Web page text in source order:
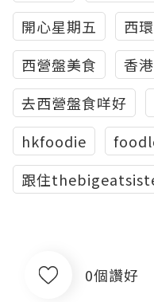
開心星期五
西環
西營盤美食
香
去西營盤食咩好
hkfoodie
跟住
0個讚好